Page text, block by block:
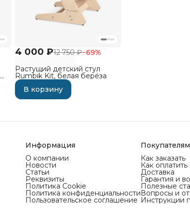
4 000 ₽12 750 ₽−69%
Растущий детский стул
Rumbik Kit, белая берёза
В корзину
Информация
О компании
Новости
Статьи
Реквизиты
Политика Cookie
Политика конфиденциальности
Пользовательское соглашение
Покупателям
Как заказать
Как оплатить
Доставка
Гарантия и
Полезные
Вопросы и
Инструкции